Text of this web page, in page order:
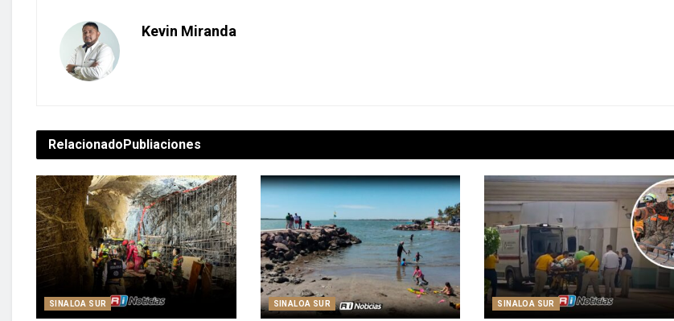
Kevin Miranda
Relacionado Publiaciones
SINALOA SUR SINALOA SUR SINALOA SUR